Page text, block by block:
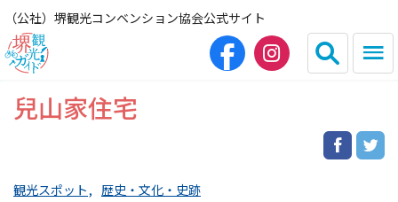
（公社）堺観光コンベンション協会公式サイト
English
兒山家住宅
観光スポット 歴史・文化・史跡